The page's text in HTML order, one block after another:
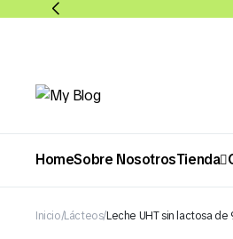
HomeSobre NosotrosTienda
Inicio Lácteos Leche UHT sin lactosa de